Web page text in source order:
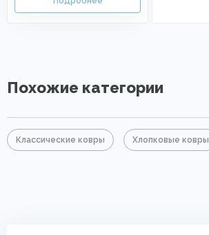
Похожие категории
Классические ковры Хлопковые ковры